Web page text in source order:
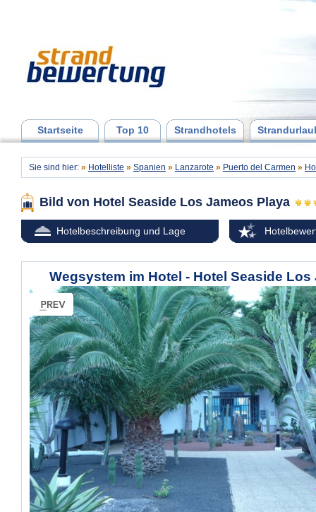
Startseite Top 10 Strandhotels
Sie sind hier: » Hotelliste » Spanien » Lanzarote » Puerto del Carmen »
Bild von Hotel Seaside Los Jameos Playa
Hotelbeschreibung und Lage
Wegsystem im Hotel - Hotel Seaside Los